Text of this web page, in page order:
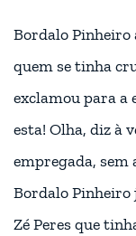
Bordalo Pinheiro
quem se tinha
exclamou para a
esta! Olha, diz à
empregada, sem
Bordalo Pinheiro
Zé Peres que